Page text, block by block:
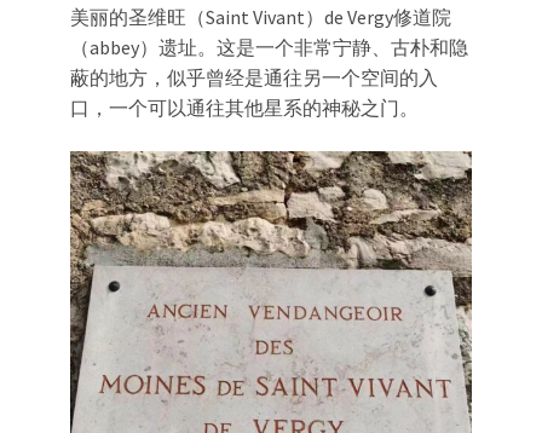
美丽的圣维旺（Saint Vivant）de Vergy修道院
（abbey）遗址。这是一个非常宁静、古朴和隐
蔽的地方，似乎曾经是通往另一个空间的入
口，一个可以通往其他星系的神秘之门。